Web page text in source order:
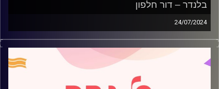
בלנדר – דור חלפון
24/07/2024
מוזיקה רגועה לפתוח איתה את הבוקר בהגשת דור חלפון
קרדיט תמונות:
AudioVersity